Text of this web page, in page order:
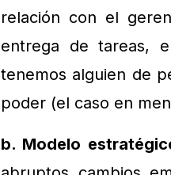
relación con el
entrega de tareas,
tenemos alguien de
poder (el caso en
b. Modelo